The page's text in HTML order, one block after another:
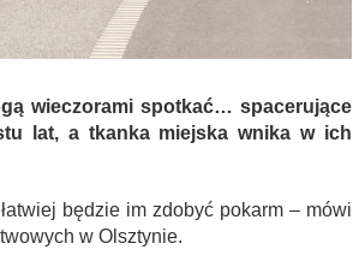
wieczorami spotkać… spacerujące
lat, a tkanka miejska wnika w ich
będzie im zdobyć pokarm – mówi
w Olsztynie.